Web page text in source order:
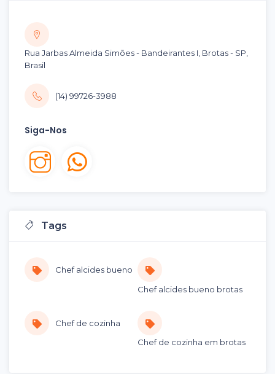
Rua Jarbas Almeida Simões - Bandeirantes I, Brotas - SP,
Brasil
(14) 99726-3988
Siga-Nos
Tags
Chef alcides bueno
Chef alcides bueno brotas
Chef de cozinha
Chef de cozinha em brotas